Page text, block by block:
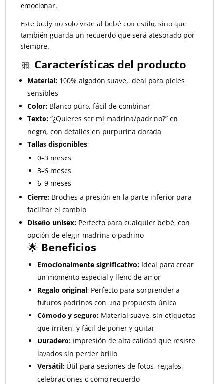
emocionar.
Este body no solo viste al bebé con estilo, sino que
también guarda un recuerdo que será atesorado por
siempre.
🎀 Características del producto
Material: 100% algodón suave, ideal para pieles
sensibles
Color: Blanco puro, fácil de combinar
Texto: “¿Quieres ser mi madrina/padrino?” en
negro, con detalles en purpurina dorada
Tallas disponibles:
0–3 meses
3–6 meses
6–9 meses
Cierre: Broches a presión en la parte inferior para
facilitar el cambio
Diseño unisex: Perfecto para cualquier bebé, con
opción de elegir madrina o padrino
🌟 Beneficios
Emocionalmente significativo: Ideal para crear
un momento especial y lleno de amor
Regalo original: Perfecto para sorprender a
futuros padrinos con una propuesta única
Cómodo y seguro: Material suave, sin etiquetas
que irriten, y fácil de poner y quitar
Duradero: Impresión de alta calidad que resiste
lavados sin perder brillo
Versátil: Útil para sesiones de fotos, regalos,
celebraciones o como recuerdo